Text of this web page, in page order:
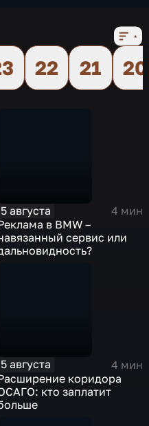
22 21
20
5 августа
4 мин
в BMW –
сервис или
5 августа
4 мин
коридора
кто заплатит